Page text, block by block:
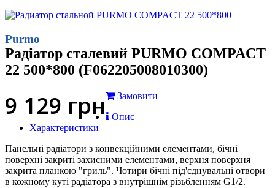
Purmo
Радіатор сталевий PURMO COMPACT
22 500*800 (F062205008010300)
9 129 грн
Замовити
Опис
Характеристики
Панельні радіатори з конвекційними елементами, бічні
поверхні закриті захисними елементами, верхня поверхня
закрита планкою "гриль". Чотири бічні під'єднувальні отвори
в кожному куті радіатора з внутрішнім різьбленням G1/2.